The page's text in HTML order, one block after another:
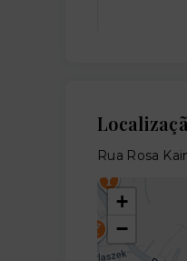
Rua Rosa
+
−